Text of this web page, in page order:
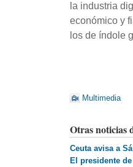
la industria
económico y
los de índole
Multimedia
Otras noticias
Ceuta avisa a
El presidente